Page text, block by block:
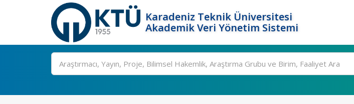
Karadeniz Teknik Üniversitesi
Akademik Veri Yönetim Sistemi
Ara